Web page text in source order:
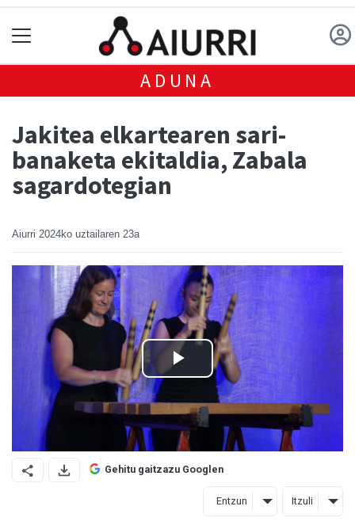
ADUNA
Jakitea elkartearen sari-
banaketa ekitaldia, Zabala
sagardotegian
Aiurri 2024ko uztailaren 23a
Gehitu gaitzazu Googlen
Entzun Itzuli